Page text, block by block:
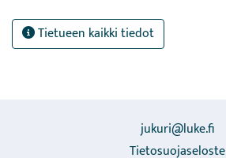
Tietueen kaikki tiedot
jukuri@luke.fi
Tietosuojaseloste